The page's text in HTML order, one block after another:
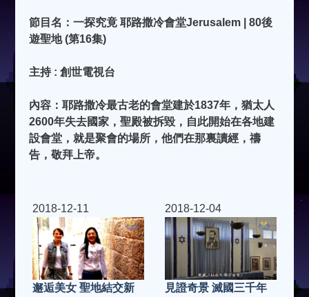
節目名：一探究竟 耶路撒冷會堂Jerusalem | 80後
遊聖地 (第16集)
主持 : 創世電視台
內容：耶路撒冷最古老的會堂建於1837年，猶太人
2600年失去國家，聖殿被拆毀，自此開始在各地建
設會堂，就是聚會的場所，他們在那裏讀經，禱
告，敬拜上帝。
2018-12-11
邂逅美女 聖地結交新
2018-12-04
見證奇景 滅國三千年